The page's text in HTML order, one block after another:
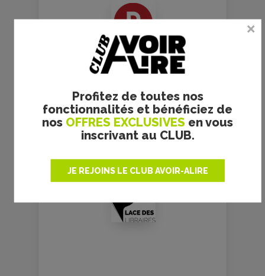
Profitez de toutes nos
fonctionnalités et bénéficiez de
nos OFFRES EXCLUSIVES en vous
inscrivant au CLUB.
JE REJOINS LE CLUB AVOIR-ALIRE
Et chez vos
collect